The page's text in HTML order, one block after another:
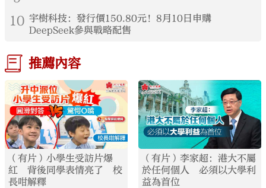
10 宇樹科技：發行價150.80元！8月10日申購
DeepSeek參與戰略配售
推薦內容
（有片）小學生受訪片爆
紅 背後同學表情亮了 校
長咁解釋
（有片）李家超：港大不屬
於任何個人 必須以大學利
益為首位